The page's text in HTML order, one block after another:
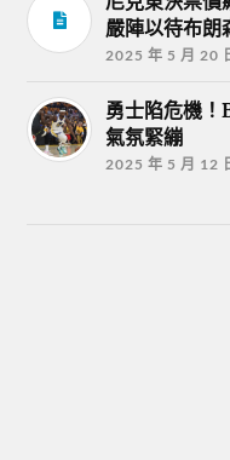
嚴陣以待布朗
2025 年 5 月 20
勇士陷危機
氣氛緊繃
2025 年 5 月 12